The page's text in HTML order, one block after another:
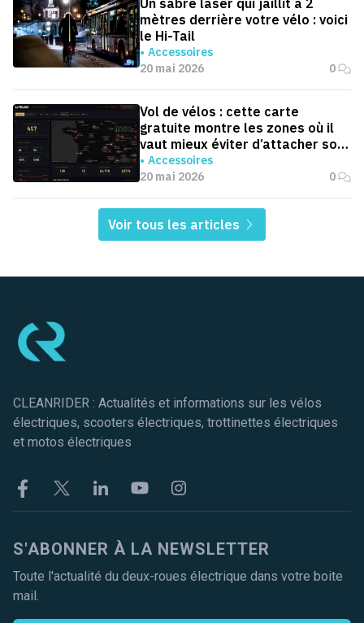
mètres derrière votre vélo : voici
le Hi-Tail
Accessoires
20 mai 2026
0
Vol de vélos : cette carte
gratuite montre les zones où il
vaut mieux éviter d’attacher son
vélo ou sa moto
Accessoires
20 mai 2026
0
Voir tous les articles
CLEANRIDER : Actualités et informations sur les vélos
électriques, scooters électriques, trottinettes électriques
et motos électriques
FacebookTwitter LinkekinYoutubeInstagram
S'ABONNER À LA NEWSLETTER
Toute l'actualité du deux-roues électrique dans votre boite
mail.